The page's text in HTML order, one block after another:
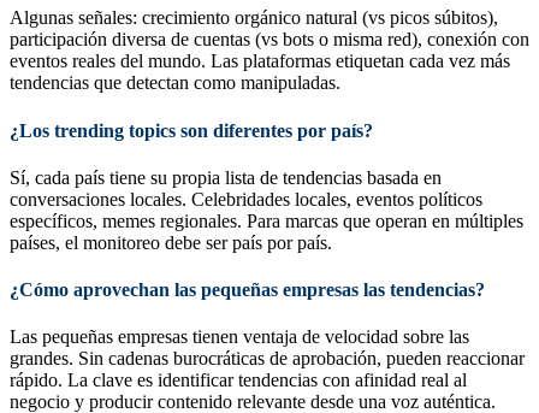
Algunas señales: crecimiento orgánico natural (vs picos súbitos),
participación diversa de cuentas (vs bots o misma red), conexión con
eventos reales del mundo. Las plataformas etiquetan cada vez más
tendencias que detectan como manipuladas.
¿Los trending topics son diferentes por país?
Sí, cada país tiene su propia lista de tendencias basada en
conversaciones locales. Celebridades locales, eventos políticos
específicos, memes regionales. Para marcas que operan en múltiples
países, el monitoreo debe ser país por país.
¿Cómo aprovechan las pequeñas empresas las tendencias?
Las pequeñas empresas tienen ventaja de velocidad sobre las
grandes. Sin cadenas burocráticas de aprobación, pueden reaccionar
rápido. La clave es identificar tendencias con afinidad real al
negocio y producir contenido relevante desde una voz auténtica.